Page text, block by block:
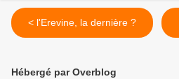
< l'Erevine, la dernière ?
Hébergé par Overblog